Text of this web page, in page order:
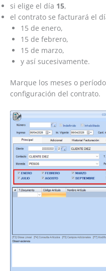
si elige el día 15,
el contrato se facturará el
15 de enero,
15 de febrero,
15 de marzo,
y así sucesivamente.
Marque los meses o
configuración del contrato.